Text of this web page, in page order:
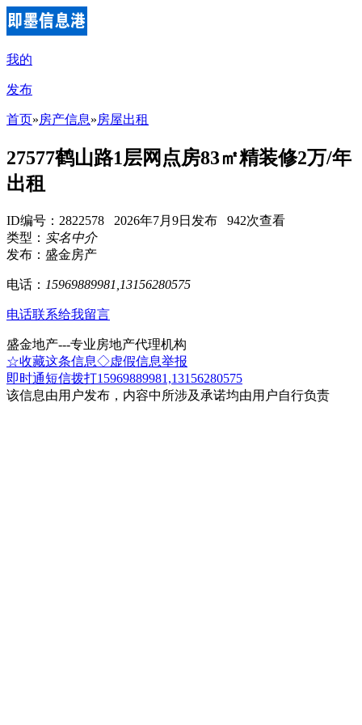
我的
发布
首页»房产信息»房屋出租
27577鹤山路1层网点房83㎡精装修2万/年
出租
ID编号：2822578 2026年7月9日发布 942次查看
类型： 实名中介
发布：盛金房产
电话： 15969889981,13156280575
电话联系给我留言
盛金地产---专业房地产代理机构
☆收藏这条信息◇虚假信息举报
即时通短信拨打15969889981,13156280575
该信息由用户发布，内容中所涉及承诺均由用户自行负责